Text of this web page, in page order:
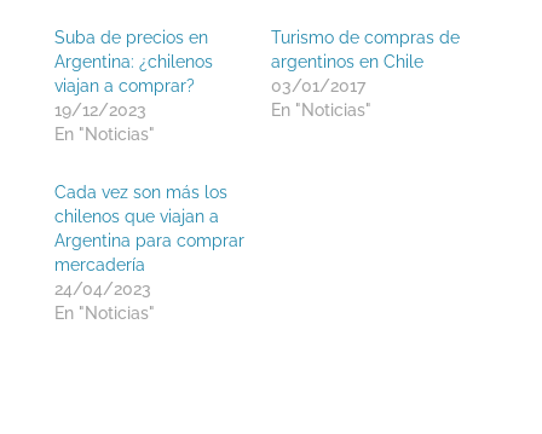
Suba de precios en
Argentina: ¿chilenos
viajan a comprar?
19/12/2023
En "Noticias"
Turismo de compras de
argentinos en Chile
03/01/2017
En "Noticias"
Cada vez son más los
chilenos que viajan a
Argentina para comprar
mercadería
24/04/2023
En "Noticias"